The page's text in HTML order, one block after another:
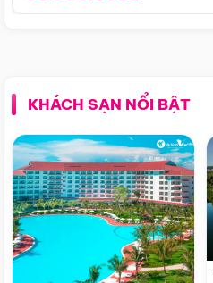
KHÁCH SẠN NỔI BẬT